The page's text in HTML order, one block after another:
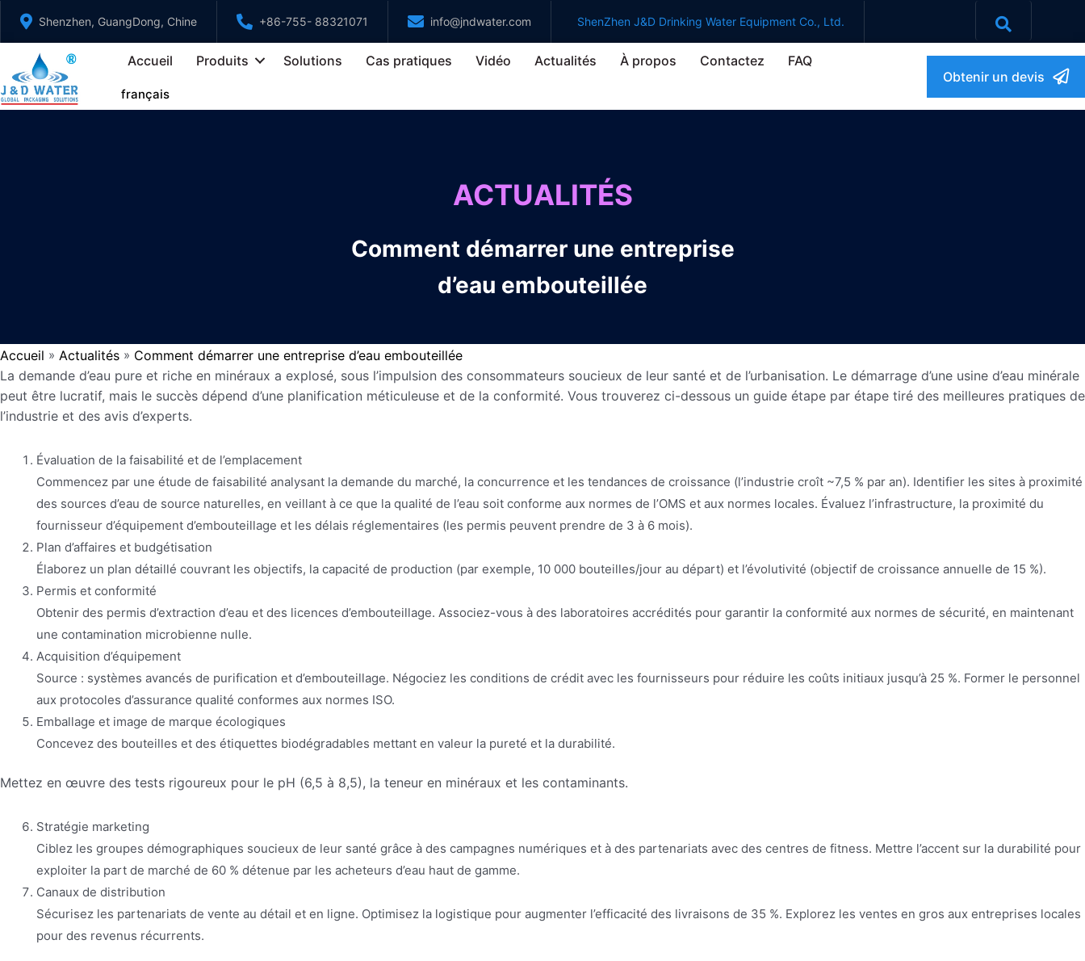
Aller
contenu
Shenzhen, GuangDong, Chine +86-755- 88321071 info@jndwater.com ShenZhen J&D Drinking Water Equipment Co., Ltd.
Accueil Produits Solutions Cas pratiques Vidéo Actualités À propos Contactez FAQ
français
Obtenir un devis
ACTUALITÉS
Comment démarrer une entreprise
d’eau embouteillée
Accueil » Actualités » Comment démarrer une entreprise d’eau embouteillée
La demande d’eau pure et riche en minéraux a explosé, sous l’impulsion des consommateurs soucieux de leur santé et de l’urbanisation. Le démarrage d’une usine d’eau minérale
peut être lucratif, mais le succès dépend d’une planification méticuleuse et de la conformité. Vous trouverez ci-dessous un guide étape par étape tiré des meilleures pratiques de
l’industrie et des avis d’experts.
Évaluation de la faisabilité et de l’emplacement
Commencez par une étude de faisabilité analysant la demande du marché, la concurrence et les tendances de croissance (l’industrie croît ~7,5 % par an). Identifier les sites à proximité
des sources d’eau de source naturelles, en veillant à ce que la qualité de l’eau soit conforme aux normes de l’OMS et aux normes locales. Évaluez l’infrastructure, la proximité du
fournisseur d’équipement d’embouteillage et les délais réglementaires (les permis peuvent prendre de 3 à 6 mois).
Plan d’affaires et budgétisation
Élaborez un plan détaillé couvrant les objectifs, la capacité de production (par exemple, 10 000 bouteilles/jour au départ) et l’évolutivité (objectif de croissance annuelle de 15 %).
Permis et conformité
Obtenir des permis d’extraction d’eau et des licences d’embouteillage. Associez-vous à des laboratoires accrédités pour garantir la conformité aux normes de sécurité, en maintenant
une contamination microbienne nulle.
Acquisition d’équipement
Source : systèmes avancés de purification et d’embouteillage. Négociez les conditions de crédit avec les fournisseurs pour réduire les coûts initiaux jusqu’à 25 %. Former le personnel
aux protocoles d’assurance qualité conformes aux normes ISO.
Emballage et image de marque écologiques
Concevez des bouteilles et des étiquettes biodégradables mettant en valeur la pureté et la durabilité.
Mettez en œuvre des tests rigoureux pour le pH (6,5 à 8,5), la teneur en minéraux et les contaminants.
Stratégie marketing
Ciblez les groupes démographiques soucieux de leur santé grâce à des campagnes numériques et à des partenariats avec des centres de fitness. Mettre l’accent sur la durabilité pour
exploiter la part de marché de 60 % détenue par les acheteurs d’eau haut de gamme.
Canaux de distribution
Sécurisez les partenariats de vente au détail et en ligne. Optimisez la logistique pour augmenter l’efficacité des livraisons de 35 %. Explorez les ventes en gros aux entreprises locales
pour des revenus récurrents.